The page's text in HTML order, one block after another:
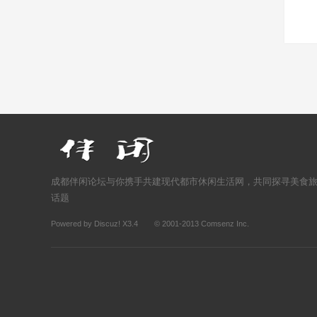
成都伴闲论坛与你携手共建现代都市休闲生活网，共同探寻美食
话题
Powered by Discuz! X3.4 © 2001-2013 Comsenz Inc.